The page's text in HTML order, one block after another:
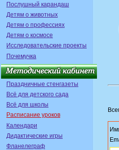
Послушный карандаш
Детям о животных
Детям о профессиях
Детям о космосе
Исследовательские проекты
Почемучка
Праздничные стенгазеты
Всё для детского сада
Всё для школы
Расписание уроков
Календари
Дидактические игры
Фланелеграф